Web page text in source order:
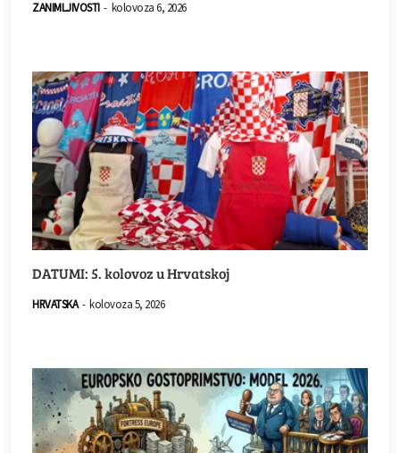
ZANIMLJIVOSTI - kolovoza 6, 2026
DATUMI: 5. kolovoz u Hrvatskoj
HRVATSKA - kolovoza 5, 2026